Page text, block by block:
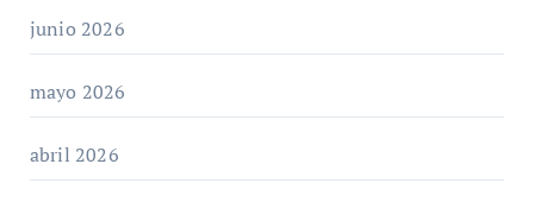
junio 2026
mayo 2026
abril 2026